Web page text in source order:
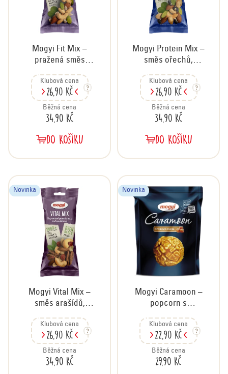
Mogyi Fit Mix –
pražená směs
solená, 70 g
Klubová cena
26,90 Kč
Běžná cena
34,90 Kč
DO KOŠÍKU
Mogyi Protein Mix –
směs ořechů,
bobů, 70 g
Klubová cena
26,90 Kč
Běžná cena
34,90 Kč
DO KOŠÍKU
Novinka
Mogyi Vital Mix –
směs arašídů,
70 g
Klubová cena
26,90 Kč
Běžná cena
34,90 Kč
Novinka
Mogyi Caramoon –
popcorn s
Klubová cena
22,90 Kč
Běžná cena
29,90 Kč